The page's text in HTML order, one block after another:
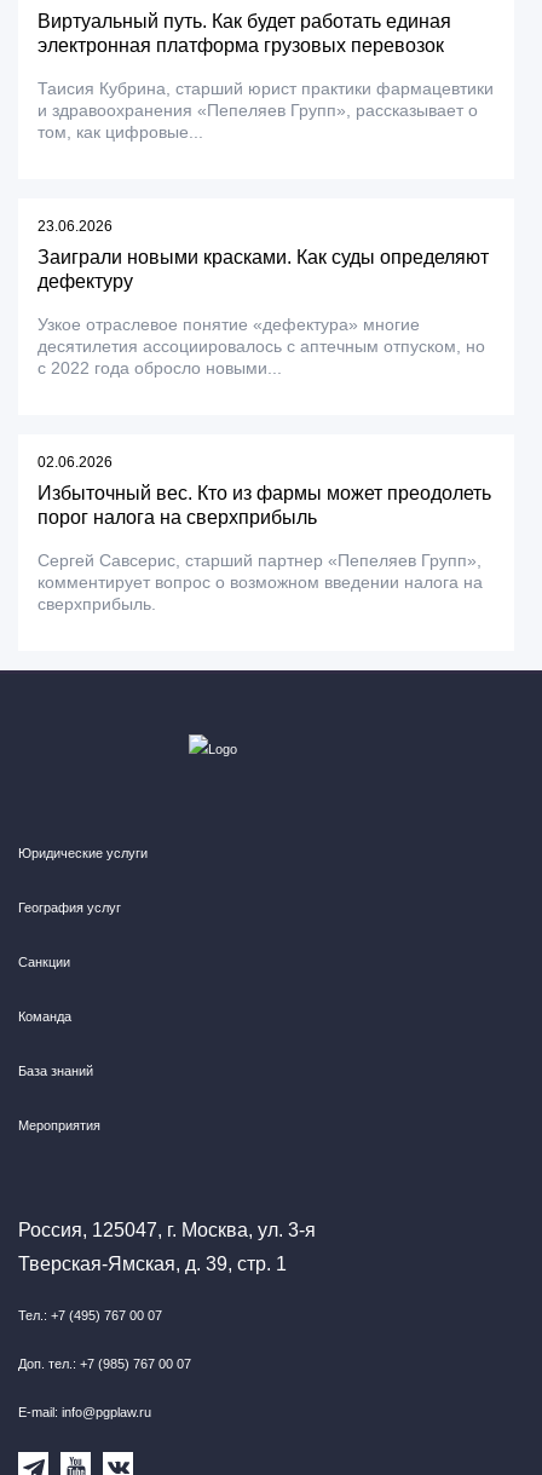
Виртуальный путь. Как будет работать единая
электронная платформа грузовых перевозок
Таисия Кубрина, старший юрист практики фармацевтики
и здравоохранения «Пепеляев Групп», рассказывает о
том, как цифровые...
23.06.2026
Заиграли новыми красками. Как суды определяют
дефектуру
Узкое отраслевое понятие «дефектура» многие
десятилетия ассоциировалось с аптечным отпуском, но
с 2022 года обросло новыми...
02.06.2026
Избыточный вес. Кто из фармы может преодолеть
порог налога на сверхприбыль
Сергей Савсерис, старший партнер «Пепеляев Групп»,
комментирует вопрос о возможном введении налога на
сверхприбыль.
Юридические услуги
География услуг
Санкции
Команда
База знаний
Мероприятия
Россия, 125047, г. Москва, ул. 3-я
Тверская-Ямская, д. 39, стр. 1
Тел.: +7 (495) 767 00 07
Доп. тел.: +7 (985) 767 00 07
E-mail: info@pgplaw.ru